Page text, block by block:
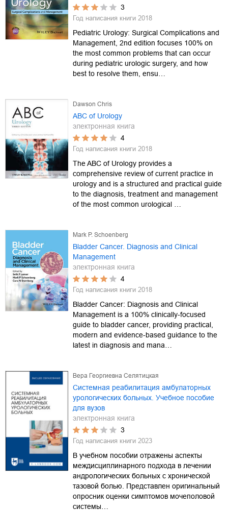
3
Год написания книги 2018
Pediatric Urology: Surgical Complications and
Management, 2nd edition focuses 100% on
the most common problems that can occur
during pediatric urologic surgery, and how
best to resolve them, ensu…
Dawson Chris
ABC of Urology
электронная книга
4
Год написания книги 2018
The ABC of Urology provides a
comprehensive review of current practice in
urology and is a structured and practical guide
to the diagnosis, treatment and management
of the most common urological …
Mark P. Schoenberg
Bladder Cancer. Diagnosis and Clinical
Management
электронная книга
4
Год написания книги 2018
Bladder Cancer: Diagnosis and Clinical
Management is a 100% clinically-focused
guide to bladder cancer, providing practical,
modern and evidence-based guidance to the
latest in diagnosis and mana…
Вера Георгиевна Селятицкая
Системная реабилитация амбулаторных
урологических больных. Учебное пособие
для вузов
электронная книга
3
Год написания книги 2023
В учебном пособии отражены аспекты
междисциплинарного подхода в лечении
андрологических больных с хронической
тазовой болью. Представлен оригинальный
опросник оценки симптомов мочеполовой
системы…